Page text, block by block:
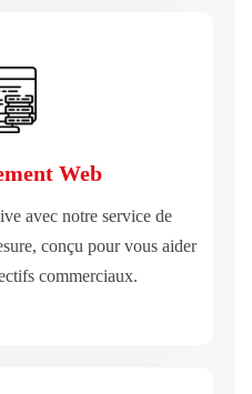
Web
avec notre service de
conçu pour vous aider
commerciaux.
Web
commerciaux.
PLUS